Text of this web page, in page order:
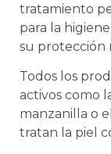
tratamiento
para la
su protección
Todos los
activos como
manzanilla o
tratan la piel